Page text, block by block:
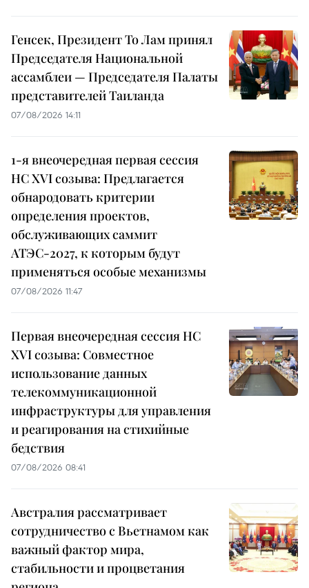
Генсек, Президент То Лам принял
Председателя Национальной
ассамблеи — Председателя Палаты
представителей Таиланда
07/08/2026 14:11
1-я внеочередная первая сессия
НС XVI созыва: Предлагается
обнародовать критерии
определения проектов,
обслуживающих саммит
АТЭС-2027, к которым будут
применяться особые механизмы
07/08/2026 11:47
Первая внеочередная сессия НС
XVI созыва: Совместное
использование данных
телекоммуникационной
инфраструктуры для управления
и реагирования на стихийные
бедствия
07/08/2026 08:41
Австралия рассматривает
сотрудничество с Вьетнамом как
важный фактор мира,
стабильности и процветания